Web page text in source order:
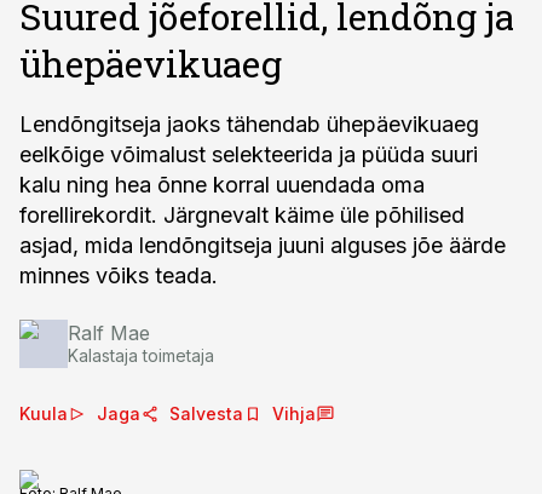
Suured jõeforellid, lendõng ja
ühepäevikuaeg
Lendõngitseja jaoks tähendab ühepäevikuaeg
eelkõige võimalust selekteerida ja püüda suuri
kalu ning hea õnne korral uuendada oma
forellirekordit. Järgnevalt käime üle põhilised
asjad, mida lendõngitseja juuni alguses jõe äärde
minnes võiks teada.
Ralf Mae
Kalastaja toimetaja
Kuula Jaga Salvesta Vihja